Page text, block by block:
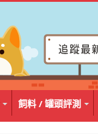
飼料 / 罐頭評測